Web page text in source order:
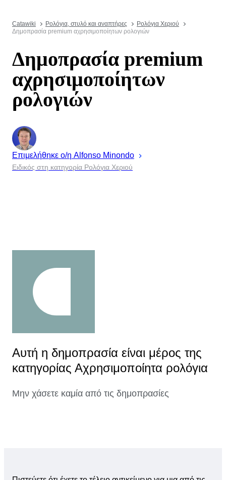
Catawiki Ρολόγια, στυλό και αναπτήρες
Ρολόγια Χεριού
Δημοπρασία premium αχρησιμοποίητων ρολογιών
Δημοπρασία premium
αχρησιμοποίητων
ρολογιών
Επιμελήθηκε ο/η Alfonso Minondo
Ειδικός στη κατηγορία Ρολόγια Χεριού
Αυτή η δημοπρασία είναι μέρος της
κατηγορίας Αχρησιμοποίητα ρολόγια
Μην χάσετε καμία από τις δημοπρασίες